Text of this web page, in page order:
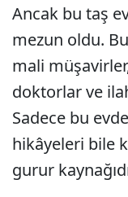
Ancak bu taş
mezun oldu.
mali
doktorlar ve
Sadece bu
hikâyeleri bile
gurur